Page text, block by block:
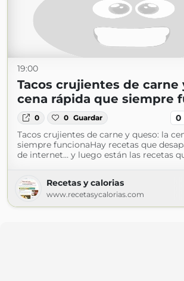
19:00
Tacos crujientes de carne
cena rápida que siempre
0 0 Guardar 0
Tacos crujientes de carne y queso: la
siempre funcionaHay recetas que
de internet… y luego están las recetas
Recetas y calorias
www.recetasycalorias.com